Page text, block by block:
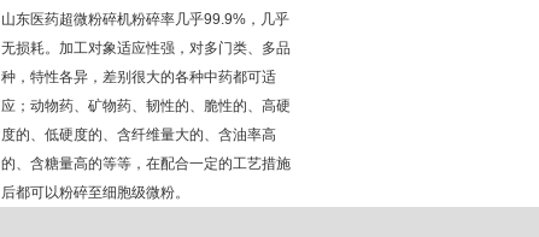
山东医药超微粉碎机粉碎率几乎99.9%，几乎
无损耗。加工对象适应性强，对多门类、多品
种，特性各异，差别很大的各种中药都可适
应；动物药、矿物药、韧性的、脆性的、高硬
度的、低硬度的、含纤维量大的、含油率高
的、含糖量高的等等，在配合一定的工艺措施
后都可以粉碎至细胞级微粉。